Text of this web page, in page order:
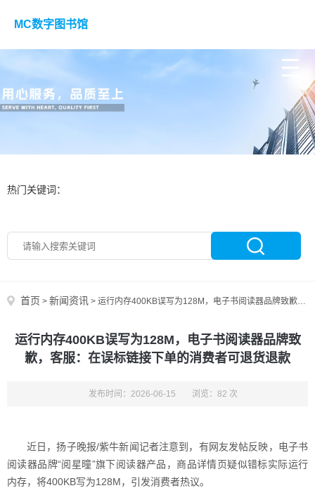
MC数字图书馆
热门关键词：
首页 > 新闻资讯 > 运行内存400KB误写为128M，电子书阅读器品牌致歉，客服：在误标链接下单的消费者可退货退款
运行内存400KB误写为128M，电子书阅读器品牌致
歉，客服：在误标链接下单的消费者可退货退款
发布时间：2026-06-15 浏览：82 次
近日，扬子晚报/紫牛新闻记者注意到，有网友发帖反映，电子书
阅读器品牌“阅星曈”旗下阅读器产品，商品详情页疑似错标实际运行
内存，将400KB写为128M，引发消费者热议。